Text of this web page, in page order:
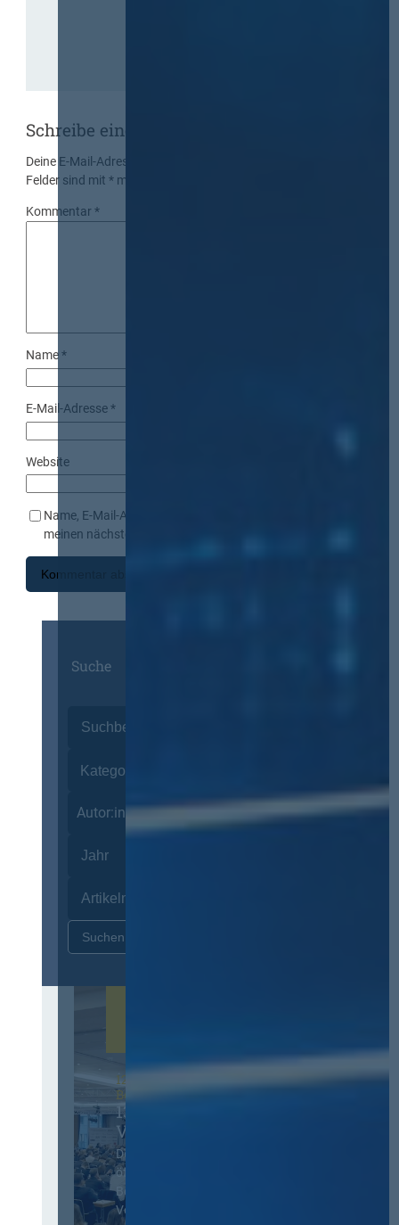
Schreibe einen Kommentar
Deine E-Mail-Adresse wird nicht veröffentlicht.
Felder sind mit* markiert
Kommentar*
Name*
E-Mail-Adresse*
Website
Name, E-Mail-Adresse und Website in diesem Browser für
meinen nächsten Kommentar speichern.
Suche
Autor:innen
12. & 13. November 2026 in
Berlin
13. Deutscher
Vergabetag
Der Jahreskongress für
öffentliches
Beschaffungswesen und
Vergaberecht